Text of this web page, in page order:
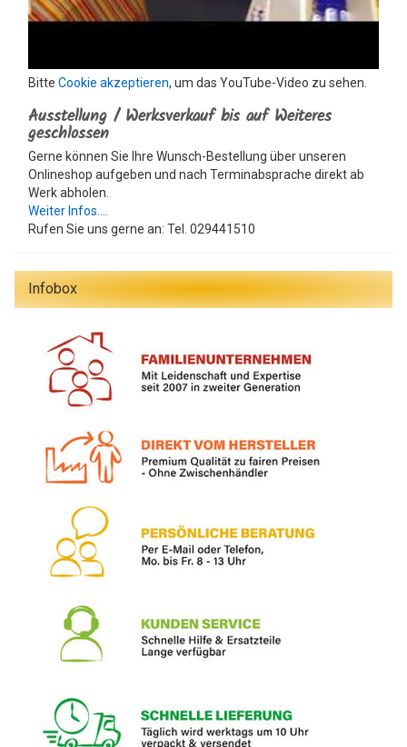
Bitte Cookie akzeptieren, um das YouTube-Video zu sehen.
Ausstellung / Werksverkauf bis auf Weiteres
geschlossen
Gerne können Sie Ihre Wunsch-Bestellung über unseren
Onlineshop aufgeben und nach Terminabsprache direkt ab
Werk abholen.
Weiter Infos....
Rufen Sie uns gerne an: Tel. 029441510
Infobox